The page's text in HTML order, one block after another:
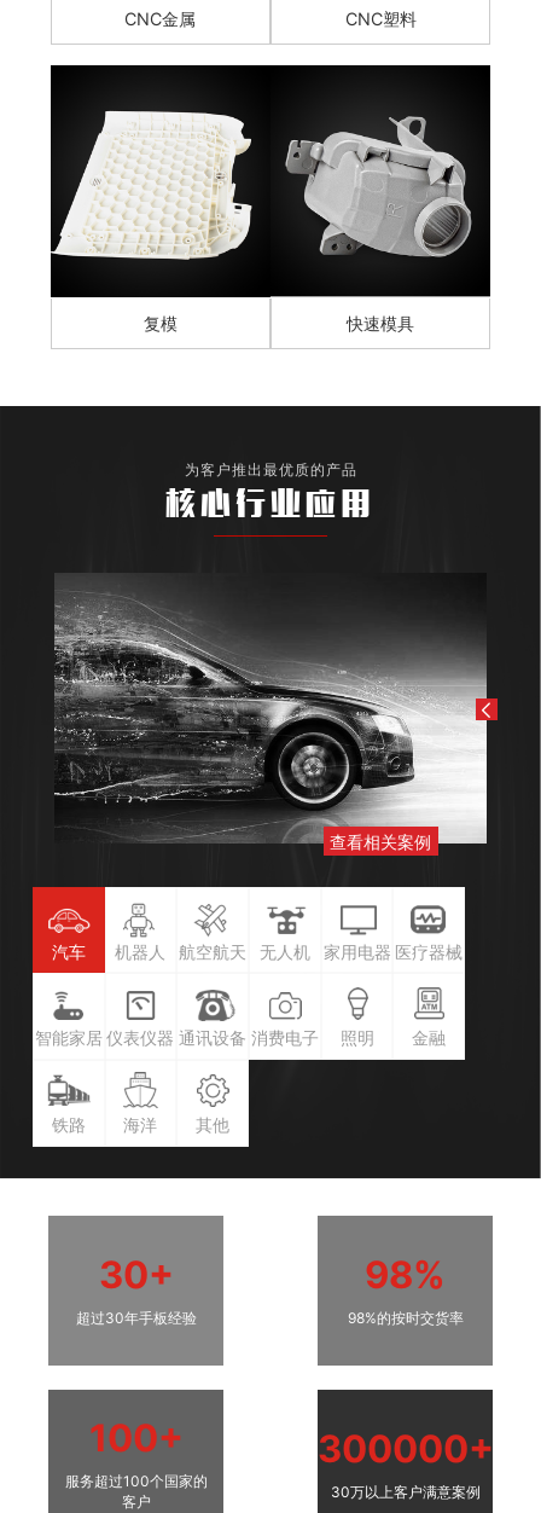
CNC金属 CNC塑料
复模 快速模具
为客户推出最优质的产品
核心行业应用
查看相关案例
汽车 机器人 航空航天 无人机 家用电器 医疗器械
智能家居 仪表仪器 通讯设备 消费电子 照明 金融
铁路 海洋 其他
30+
超过30年手板经验
98%
98%的按时交货率
100+
服务超过100个国家的
客户
300000+
30万以上客户满意案例